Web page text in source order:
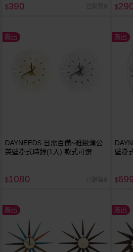
$390 已銷售9 $
廠出
DAYNEEDS 日需百備~雅緻蒲公
英壁掛式時鐘(1入) 款式可選
$1080 已銷售8
廠出
壁掛
$
廠出 廠出